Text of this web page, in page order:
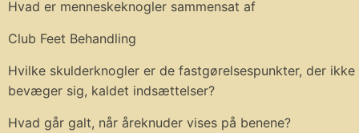
Hvad er menneskeknogler sammensat af
Club Feet Behandling
Hvilke skulderknogler er de fastgørelsespunkter, der ikke
bevæger sig, kaldet indsættelser?
Hvad går galt, når åreknuder vises på benene?